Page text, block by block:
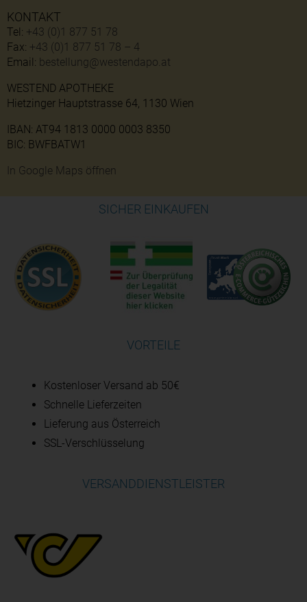
KONTAKT
Tel: +43 (0)1 877 51 78
Fax: +43 (0)1 877 51 78 – 4
Email: bestellung@westendapo.at
WESTEND APOTHEKE
Hietzinger Hauptstrasse 64, 1130 Wien
IBAN: AT94 1813 0000 0003 8350
BIC: BWFBATW1
In Google Maps öffnen
SICHER EINKAUFEN
VORTEILE
Kostenloser Versand ab 50€
Schnelle Lieferzeiten
Lieferung aus Österreich
SSL-Verschlüsselung
VERSANDDIENSTLEISTER